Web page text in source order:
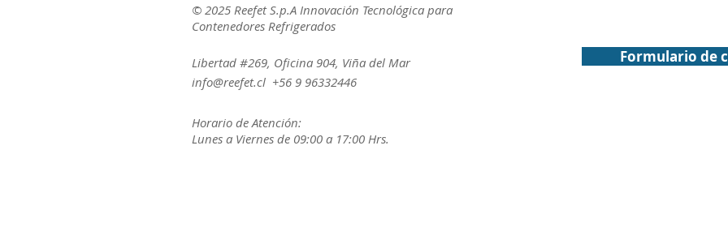
© 2025 Reefet S.p.A Innovación Tecnológica para
Contenedores Refrigerados
Libertad #269, Oficina 904, Viña del Mar
info@reefet.cl +56 9 96332446
Horario de Atención:
Lunes a Viernes de 09:00 a 17:00 Hrs.
Formulario de